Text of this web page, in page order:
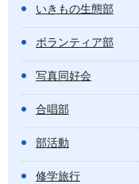
いきもの生態部
ボランティア部
写真同好会
合唱部
部活動
修学旅行